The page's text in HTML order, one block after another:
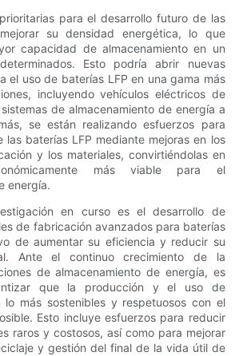
para el desarrollo futuro de las
su densidad energética, lo que
capacidad de almacenamiento en un
Esto podría abrir nuevas
el uso de baterías LFP en una gama más
incluyendo vehículos eléctricos de
de almacenamiento de energía a
se están realizando esfuerzos para
las baterías LFP mediante mejoras en los
y los materiales, convirtiéndolas en
más viable para el
energía.
en curso es el desarrollo de
de fabricación avanzados para baterías
de aumentar su eficiencia y reducir su
Ante el continuo crecimiento de la
de almacenamiento de energía, es
que la producción y el uso de
lo más sostenibles y respetuosos con el
Esto incluye esfuerzos para reducir
raros y costosos, así como para mejorar
y gestión del final de la vida útil de